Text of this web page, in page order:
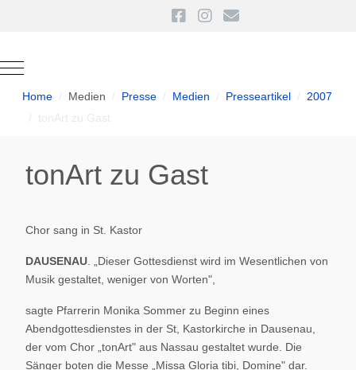
Mobile Menu Toggle
Home Medien Presse Medien Presseartikel
2007
tonArt zu Gast
tonArt zu Gast
Chor sang in St. Kastor
DAUSENAU . „Dieser Gottesdienst wird im Wesentlichen von
Musik gestaltet, weniger von Worten",
sagte Pfarrerin Monika Sommer zu Beginn eines
Abendgottesdienstes in der St, Kastorkirche in Dausenau,
der vom Chor „tonArt" aus Nassau gestaltet wurde. Die
Sänger boten die Messe „Missa Gloria tibi, Domine" dar.